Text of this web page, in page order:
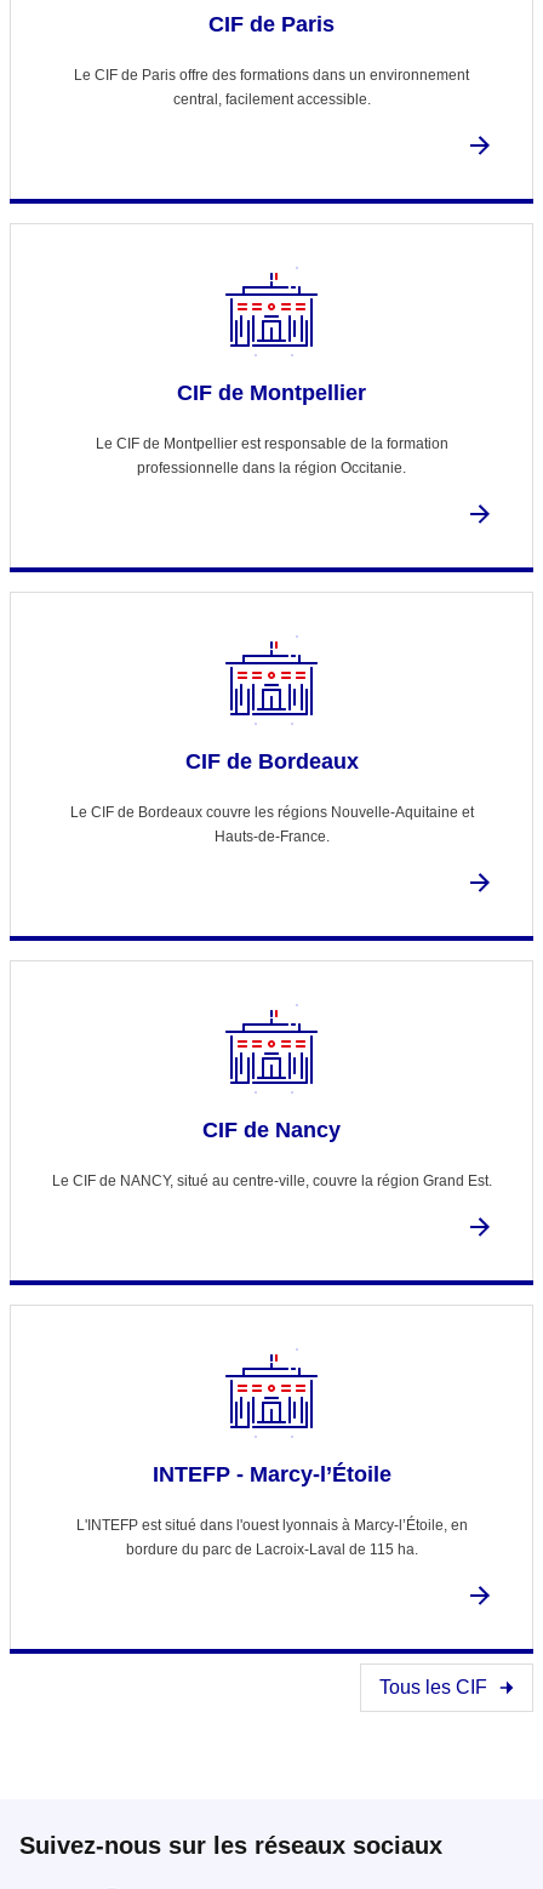
CIF de Paris
Le CIF de Paris offre des formations dans un environnement
central, facilement accessible.
CIF de Montpellier
Le CIF de Montpellier est responsable de la formation
professionnelle dans la région Occitanie.
CIF de Bordeaux
Le CIF de Bordeaux couvre les régions Nouvelle-Aquitaine et
Hauts-de-France.
CIF de Nancy
Le CIF de NANCY, situé au centre-ville, couvre la région Grand Est.
INTEFP - Marcy-l’Étoile
L'INTEFP est situé dans l'ouest lyonnais à Marcy-l’Étoile, en
bordure du parc de Lacroix-Laval de 115 ha.
Tous les CIF
Suivez-nous sur les réseaux sociaux